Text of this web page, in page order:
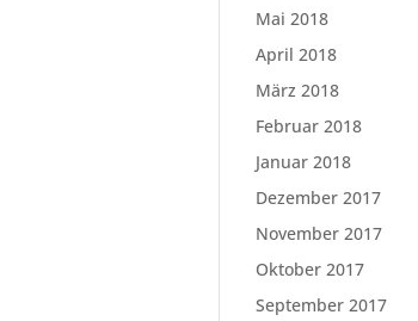
Mai 2018
April 2018
März 2018
Februar 2018
Januar 2018
Dezember 2017
November 2017
Oktober 2017
September 2017